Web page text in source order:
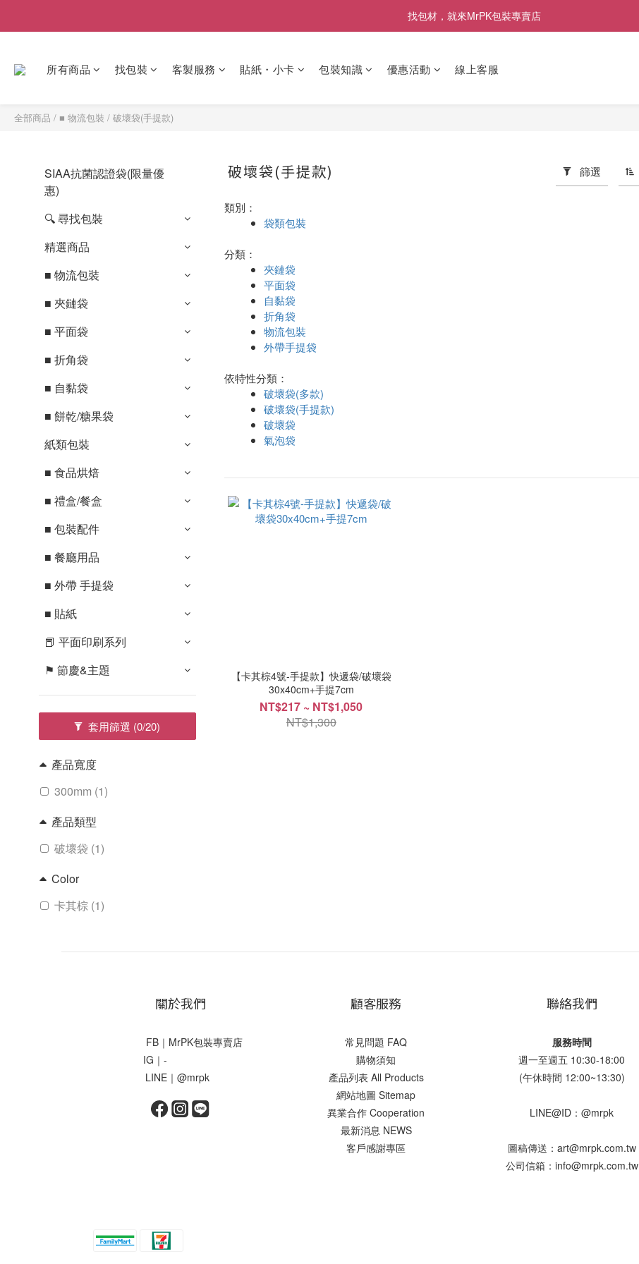
[限時優惠] 即日起登入會員消費滿1000元，回饋1%購物金
找包材，就來MrPK包裝專賣店
所有商品 找包裝 客製服務 貼紙・小卡 包裝知識 優惠活動 線上客服
全部商品 / ■ 物流包裝 / 破壞袋(手提款)
SIAA抗菌認證袋(限量優
惠)
🔍 尋找包裝
精選商品
■ 物流包裝
■ 夾鏈袋
■ 平面袋
■ 折角袋
■ 自黏袋
■ 餅乾/糖果袋
紙類包裝
■ 食品烘焙
■ 禮盒/餐盒
■ 包裝配件
■ 餐廳用品
■ 外帶 手提袋
■ 貼紙
📕 平面印刷系列
⚑ 節慶&主題
套用篩選 (0/20)
產品寬度
300mm (1)
產品類型
破壞袋 (1)
Color
卡其棕 (1)
破壞袋(手提款) 篩選
類別：
袋類包裝
分類：
夾鏈袋
平面袋
自黏袋
折角袋
物流包裝
外帶手提袋
依特性分類：
破壞袋(多款)
破壞袋(手提款)
破壞袋
氣泡袋
【卡其棕4號-手提款】快遞袋/破壞袋
30x40cm+手提7cm
NT$217 ~ NT$1,050
NT$1,300
關於我們
FB｜MrPK包裝專賣店
IG｜-
LINE｜@mrpk
顧客服務
常見問題 FAQ
購物須知
產品列表 All Products
網站地圖 Sitemap
異業合作 Cooperation
最新消息 NEWS
客戶感謝專區
聯絡我們
服務時間
週一至週五 10:30-18:00
(午休時間 12:00~13:30)
LINE@ID：@mrpk
圖稿傳送：art@mrpk.com.tw
公司信箱：info@mrpk.com.tw